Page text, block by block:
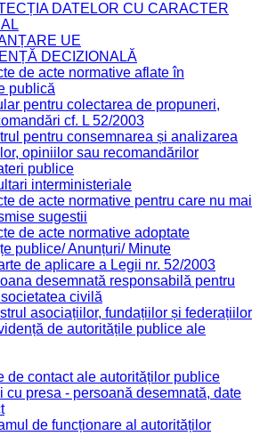
DATELOR CU CARACTER
UE
DECIZIONALĂ
de acte normative aflate în
publică
pentru colectarea de propuneri,
cf. L 52/2003
pentru consemnarea și analizarea
opiniilor sau recomandărilor
publice
interministeriale
de acte normative pentru care nu mai
sugestii
de acte normative adoptate
publice/ Anunțuri/ Minute
de aplicare a Legii nr. 52/2003
desemnată responsabilă pentru
civilă
asociațiilor, fundațiilor și federațiilor
de autoritățile publice ale
de contact ale autorităților publice
cu presa - persoană desemnată, date
de funcționare al autorităților